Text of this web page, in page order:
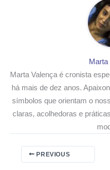
Marta
Marta Valença é cronista
há mais de dez anos.
símbolos que orientam o
claras, acolhedoras e
PREVIOUS